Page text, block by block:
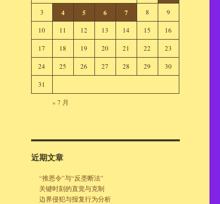
3 4 5 6 7 8
9
10
11 12 13 14 15
16
17
18 19 20 21 22
23
24
25 26 27 28 29
30
31
« 7 月
近期文章
“推恩令”与“反垄断法”
关键时刻的直觉与克制
边界侵犯与报复行为分析